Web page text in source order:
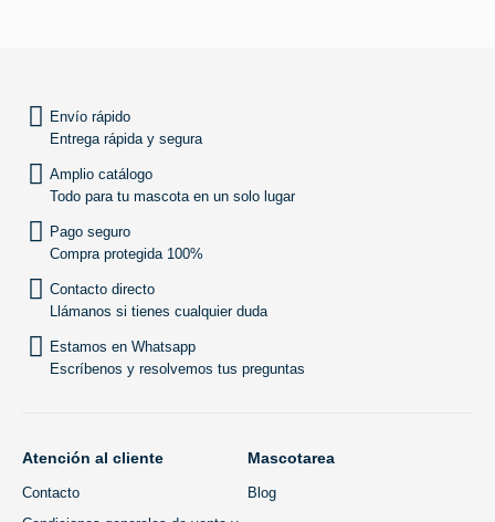
Envío rápido
Entrega rápida y segura
Amplio catálogo
Todo para tu mascota en un solo lugar
Pago seguro
Compra protegida 100%
Contacto directo
Llámanos si tienes cualquier duda
Estamos en Whatsapp
Escríbenos y resolvemos tus preguntas
Atención al cliente
Contacto
Mascotarea
Blog